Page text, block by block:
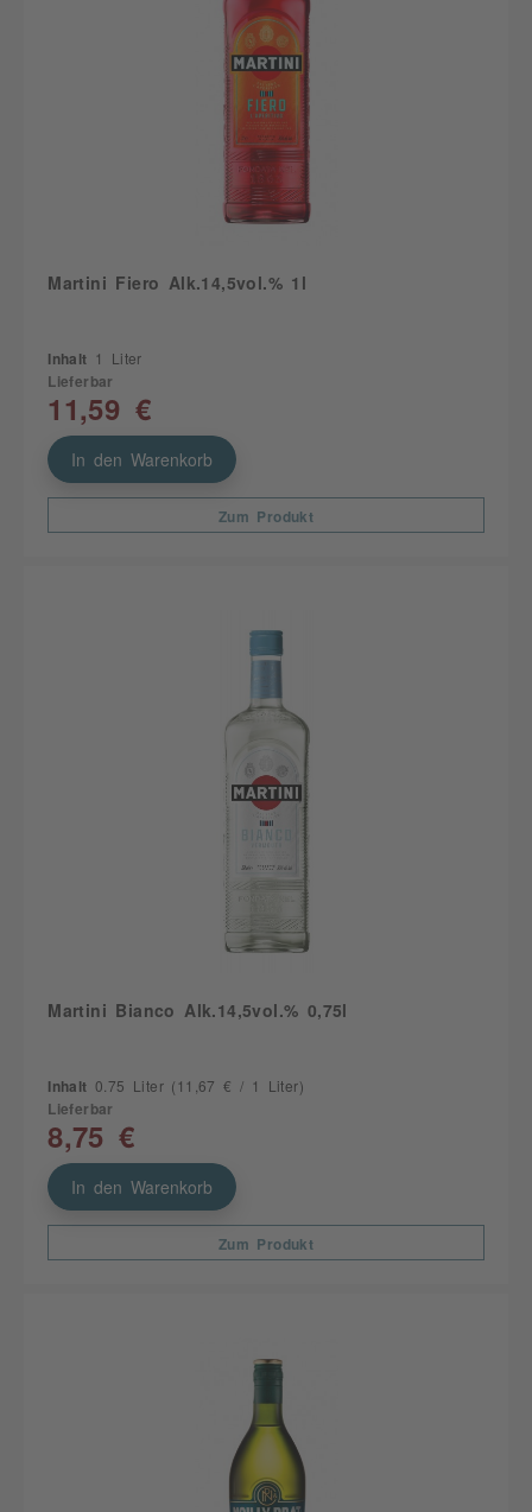
Martini Fiero Alk.14,5vol.% 1l
Inhalt 1 Liter
Lieferbar
11,59 €
In den Warenkorb
Zum Produkt
Martini Bianco Alk.14,5vol.% 0,75l
Inhalt 0.75 Liter (11,67 € / 1 Liter)
Lieferbar
8,75 €
In den Warenkorb
Zum Produkt